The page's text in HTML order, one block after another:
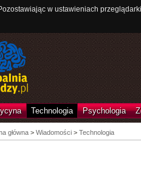
w ustawieniach
Technologia Psychologia
główna> Wiadomości > Technologia